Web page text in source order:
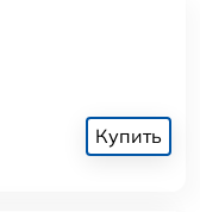
Купить